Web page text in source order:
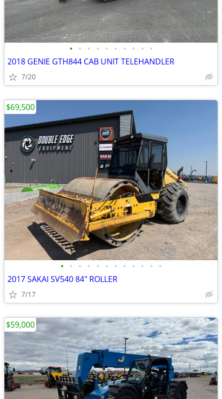
• • • • • • • • • •
2018 GENIE GTH844 CAB UNIT TELEHANDLER
7/20
• • • • • • • • • • • •
2017 SAKAI SV540 84" ROLLER
7/17
$69,500
$59,000